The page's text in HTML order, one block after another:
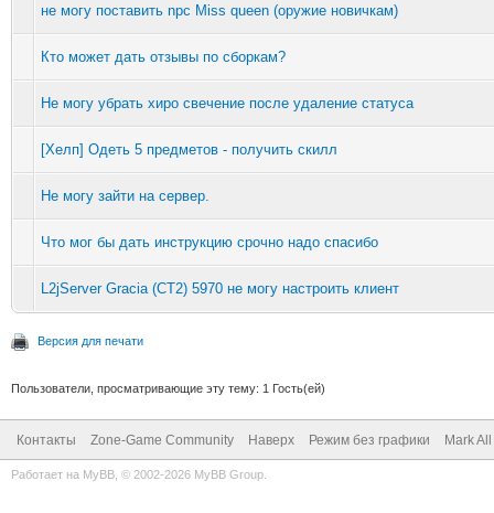
не могу поставить npc Miss queen (оружие новичкам)
Кто может дать отзывы по сборкам?
Не могу убрать хиро свечение после удаление статуса
[Хелп] Одеть 5 предметов - получить скилл
Не могу зайти на сервер.
Что мог бы дать инструкцию срочно надо спасибо
L2jServer Gracia (CT2) 5970 не могу настроить клиент
Версия для печати
Пользователи, просматривающие эту тему: 1 Гость(ей)
Контакты Zone-Game Community Наверх Режим без графики Mark
Работает на MyBB , © 2002-2026 MyBB Group